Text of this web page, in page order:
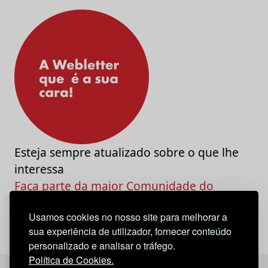
Usamos cookies no nosso site para melhorar a
sua experiência de utilizador, fornecer conteúdo
personalizado e analisar o tráfego.
Política de Cookies.
Esteja sempre atualizado sobre o que lhe
interessa
Faça parte da maior Comunidade do